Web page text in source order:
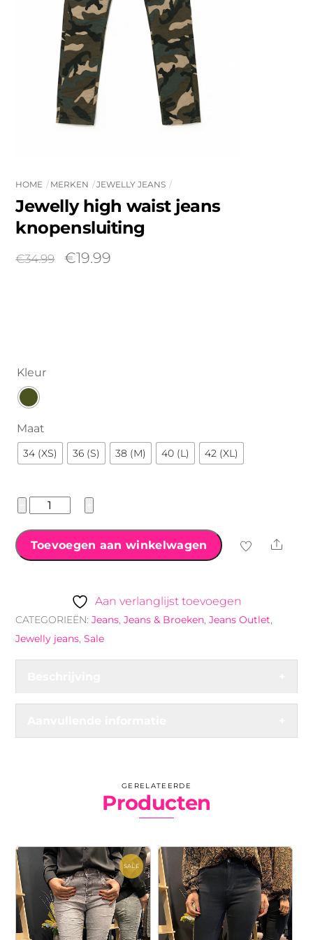
HOME MERKEN JEWELLY JEANS
Jewelly high waist jeans
knopensluiting
€34.99
Oorspronkelijke
€19.99Huidige
Kleur
Maat
34 (XS) 36 (S) 38 (M) 40 (L) 42 (XL)
Jewelly
waist
jeans
Toevoegen aan winkelwagen Share
Aan verlanglijst toevoegen
CATEGORIEËN:Jeans,Jeans & Broeken,Jeans Outlet,
Jewelly jeans,Sale
GERELATEERDE
Producten
SALE